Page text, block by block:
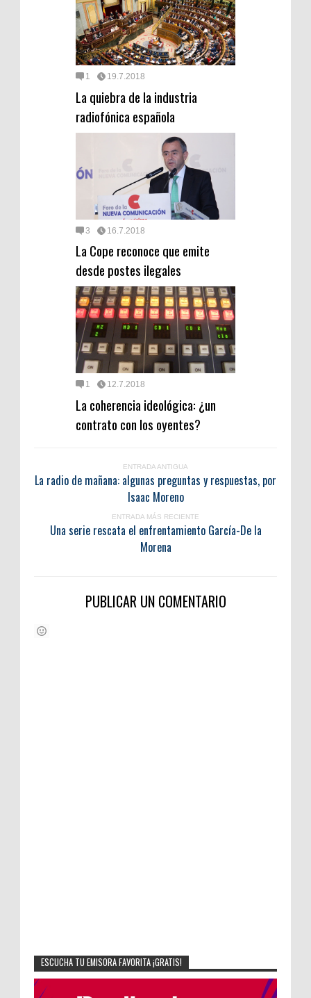
1 19.7.2018
La quiebra de la industria
radiofónica española
3 16.7.2018
La Cope reconoce que emite
desde postes ilegales
1 12.7.2018
La coherencia ideológica: ¿un
contrato con los oyentes?
ENTRADA ANTIGUA
La radio de mañana: algunas preguntas y respuestas, por
Isaac Moreno
ENTRADA MÁS RECIENTE
Una serie rescata el enfrentamiento García-De la
Morena
PUBLICAR UN COMENTARIO
ESCUCHA TU EMISORA FAVORITA ¡GRATIS!